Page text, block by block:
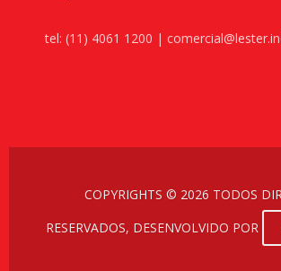
tel: (11) 4061 1200 |
COPYRIGHTS © 2026 TODOS
RESERVADOS, DESENVOLVIDO POR